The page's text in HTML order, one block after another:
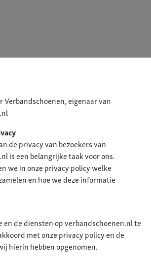
Verbandschoenen, eigenaar van
de privacy van bezoekers van
is een belangrijke taak voor ons.
we in onze privacy policy welke
en hoe we deze informatie
en de diensten op verbandschoenen.nl te
met onze privacy policy en de
hierin hebben opgenomen.